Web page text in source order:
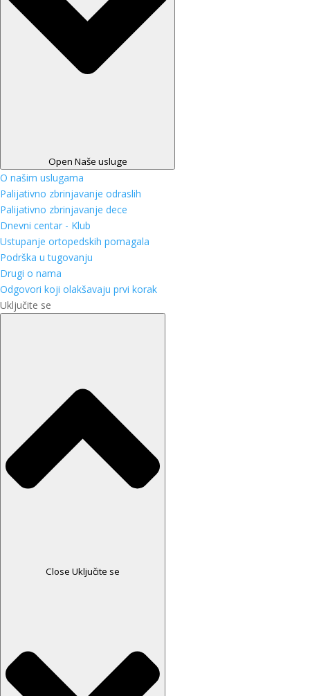
Open Naše usluge
O našim uslugama
Palijativno zbrinjavanje odraslih
Palijativno zbrinjavanje dece
Dnevni centar - Klub
Ustupanje ortopedskih pomagala
Podrška u tugovanju
Drugi o nama
Odgovori koji olakšavaju prvi korak
Uključite se
Close Uključite se